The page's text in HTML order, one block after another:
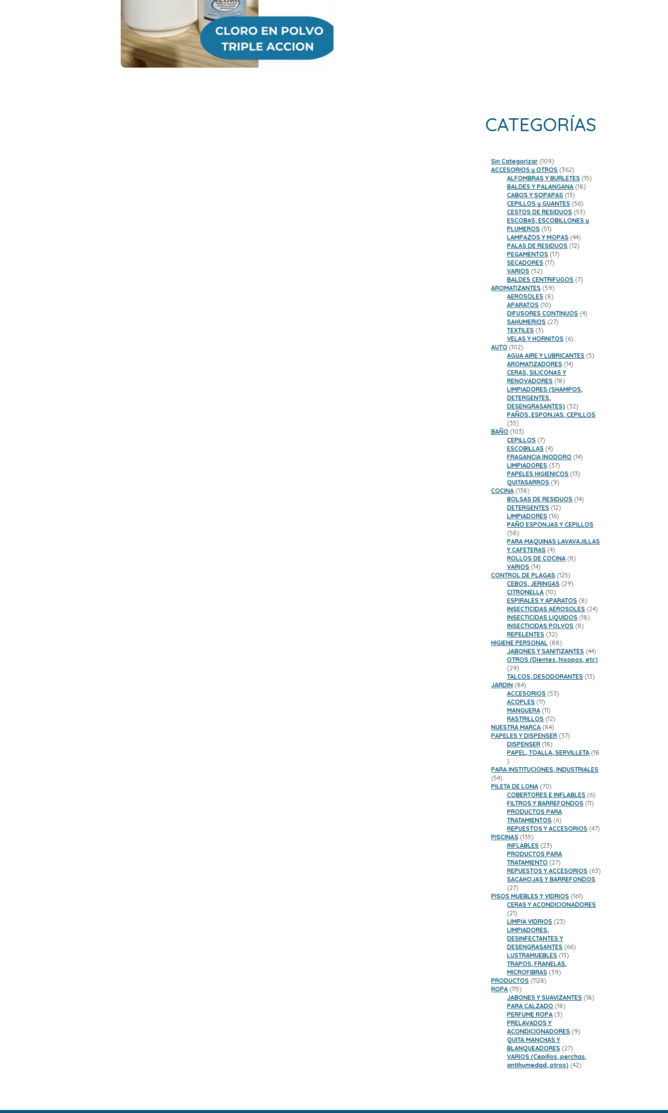
CATEGORÍAS
Sin Categorizar 109109
productos
ACCESORIOS y OTROS 362362
productos
ALFOMBRAS Y BURLETES 1515
BALDES Y PALANGANA 1818
CABOS Y SOPAPAS 1313
productos
CEPILLOS y GUANTES 5656
productos
CESTOS DE RESIDUOS 5353
productos
ESCOBAS, ESCOBILLONES y
PLUMEROS 5151
productos
LAMPAZOS Y MOPAS 4444
productos
PALAS DE RESIDUOS 1212
PEGAMENTOS 1717
SECADORES 1717
VARIOS 5252
productos
BALDES CENTRIFUGOS 77
AROMATIZANTES 5959
productos
AEROSOLES 88
APARATOS 1010
productos
DIFUSORES CONTINUOS 44
SAHUMERIOS 2727
TEXTILES 33
productos
VELAS Y HORNITOS 66
AUTO 102102
productos
AGUA AIRE Y LUBRICANTES 55
AROMATIZADORES 1414
CERAS, SILICONAS Y
RENOVADORES 1818
productos
LIMPIADORES (SHAMPOS,
DETERGENTES,
DESENGRASANTES) 3232
productos
PAÑOS, ESPONJAS, CEPILLOS
3535
productos
BAÑO 103103
productos
CEPILLOS 77
productos
ESCOBILLAS 44
productos
FRAGANCIA INODORO 1414
LIMPIADORES 3737
productos
PAPELES HIGIENICOS 1313
QUITASARROS 99
COCINA 138138
productos
BOLSAS DE RESIDUOS 1414
DETERGENTES 1212
productos
LIMPIADORES 1616
productos
PAÑO ESPONJAS Y CEPILLOS
5858
productos
PARA MAQUINAS LAVAVAJILLAS
Y CAFETERAS 44
productos
ROLLOS DE COCINA 88
VARIOS 1414
productos
CONTROL DE PLAGAS 125125
productos
CEBOS, JERINGAS 2929
CITRONELLA 1010
productos
ESPIRALES Y APARATOS 88
productos
INSECTICIDAS AEROSOLES 2424
INSECTICIDAS LIQUIDOS 1818
INSECTICIDAS POLVOS 88
REPELENTES 3232
productos
HIGIENE PERSONAL 8888
productos
JABONES Y SANITIZANTES 4444
productos
OTROS (Dientes, hisopos, etc)
2929
productos
TALCOS, DESODORANTES 1313
JARDIN 8484
productos
ACCESORIOS 5353
ACOPLES 1111
productos
MANGUERA 1111
productos
RASTRILLOS 1212
productos
NUESTRA MARCA 8484
productos
PAPELES Y DISPENSER 3737
DISPENSER 1818
productos
PAPEL, TOALLA, SERVILLETA 18
18
productos
PARA INSTITUCIONES, INDUSTRIALES
5454
productos
PILETA DE LONA 7070
productos
COBERTORES E INFLABLES 66
productos
FILTROS Y BARREFONDOS 1111
PRODUCTOS PARA
TRATAMIENTOS 66
productos
REPUESTOS Y ACCESORIOS 4747
PISCINAS 135135
productos
INFLABLES 2323
productos
PRODUCTOS PARA
TRATAMIENTO 2727
productos
REPUESTOS Y ACCESORIOS 6363
SACAHOJAS Y BARREFONDOS
2727
productos
PISOS MUEBLES Y VIDRIOS 161161
productos
CERAS Y ACONDICIONADORES
2121
productos
LIMPIA VIDRIOS 2323
LIMPIADORES,
DESINFECTANTES Y
DESENGRASANTES 6666
LUSTRAMUEBLES 1313
TRAPOS, FRANELAS,
MICROFIBRAS 3939
PRODUCTOS 11281128
ROPA 115115
productos
JABONES Y SUAVIZANTES 1818
PARA CALZADO 1818
PERFUME ROPA 33
PRELAVADOS Y
ACONDICIONADORES 99
QUITA MANCHAS Y
BLANQUEADORES 2727
productos
VARIOS (Cepillos, perchas,
antihumedad, otros) 4242